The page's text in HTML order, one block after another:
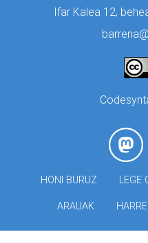
Ifar Kalea 12,
HONI BURUZ LEGE
ARAUAK